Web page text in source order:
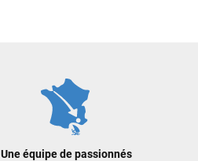
Une équipe de passionnés